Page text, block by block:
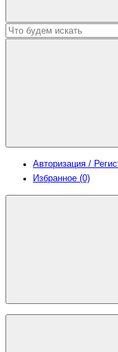
Авторизация /
Избранное (0)